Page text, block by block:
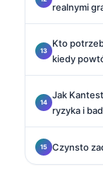
realnymi
Kto
kiedy
Jak
ryzyka i
Czynsto